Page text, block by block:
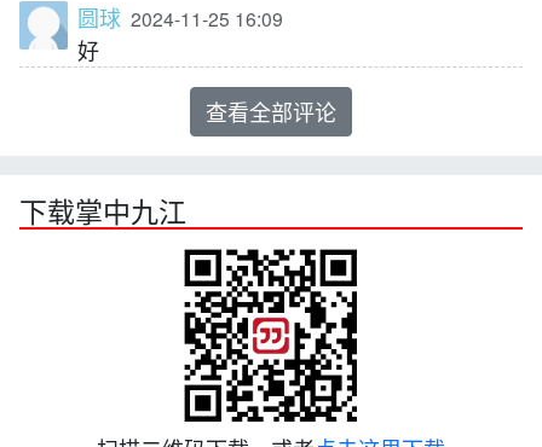
圆球 2024-11-25 16:09
好
查看全部评论
下载掌中九江